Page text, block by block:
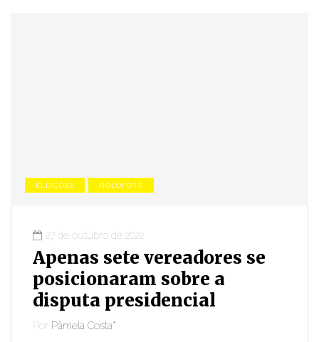
ELEIÇÕES HOLOFOTE
27 de outubro de 2022
Apenas sete vereadores se
posicionaram sobre a
disputa presidencial
Por Pâmela Costa*